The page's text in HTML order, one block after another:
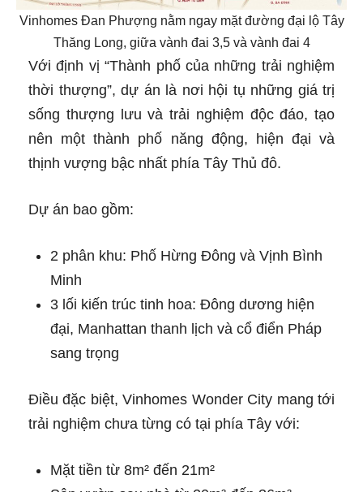
Vinhomes Đan Phượng nằm ngay mặt đường đại lộ Tây
Thăng Long, giữa vành đai 3,5 và vành đai 4
Với định vị “Thành phố của những trải nghiệm
thời thượng”, dự án là nơi hội tụ những giá trị
sống thượng lưu và trải nghiệm độc đáo, tạo
nên một thành phố năng động, hiện đại và
thịnh vượng bậc nhất phía Tây Thủ đô.
Dự án bao gồm:
2 phân khu: Phố Hừng Đông và Vịnh Bình
Minh
3 lối kiến trúc tinh hoa: Đông dương hiện
đại, Manhattan thanh lịch và cổ điển Pháp
sang trọng
Điều đặc biệt, Vinhomes Wonder City mang tới
trải nghiệm chưa từng có tại phía Tây với:
Mặt tiền từ 8m² đến 21m²